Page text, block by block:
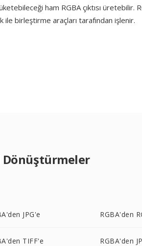
ham RGBA çıktısı üretebilir.
birleştirme araçları tarafından işlenir.
JPG'e RGBA'den
TIFF'e RGBA'den